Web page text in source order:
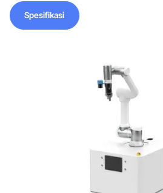
Spesifikasi